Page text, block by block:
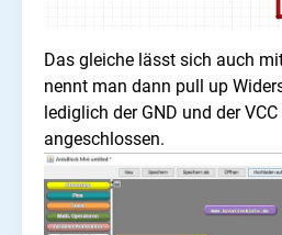
Das gleiche lässt sich auch
nennt man dann pull up
lediglich der GND und der
angeschlossen.